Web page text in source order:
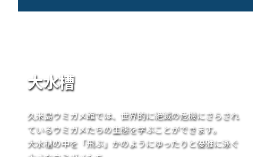
大水槽
久米島ウミガメ館では、世界的に絶滅の危機にさらされ
ているウミガメたちの生態を学ぶことができます。
大水槽の中を「飛ぶ」かのようにゆったりと優雅に泳ぐ